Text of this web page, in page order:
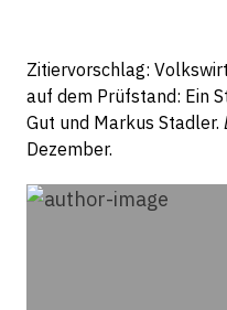
Zitiervorschlag:
auf dem Prüfstand: Ein
Gut und Markus Stadler.
Dezember.